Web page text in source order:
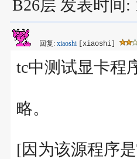
B26层 发表时间:
回复: xiaoshi [xiaoshi]
tc中测试显卡程
略。
[因为该源程序